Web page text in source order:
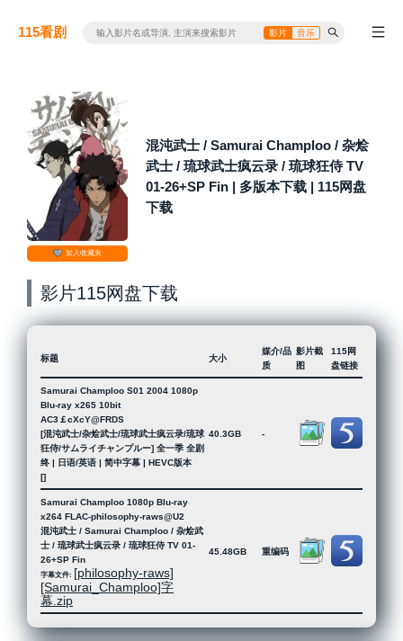
115看剧 影片 音乐
加入收藏夹
混沌武士 / Samurai Champloo / 杂烩
武士 / 琉球武士疯云录 / 琉球狂侍 TV
01-26+SP Fin | 多版本下载 | 115网盘
下载
影片115网盘下载
标题 大小
媒介/品
质
影片截
图
115网
盘链接
Samurai Champloo S01 2004 1080p
Blu-ray x265 10bit
AC3￡cXcY@FRDS
[混沌武士/杂烩武士/琉球武士疯云录/琉球
狂侍/サムライチャンプルー] 全一季 全剧
终 | 日语/英语 | 简中字幕 | HEVC版本
[]
40.3GB -
Samurai Champloo 1080p Blu-ray
x264 FLAC-philosophy-raws@U2
混沌武士 / Samurai Champloo / 杂烩武
士 / 琉球武士疯云录 / 琉球狂侍 TV 01-
26+SP Fin
字幕文件: [philosophy-raws]
[Samurai_Champloo]字
幕.zip
45.48GB 重编码